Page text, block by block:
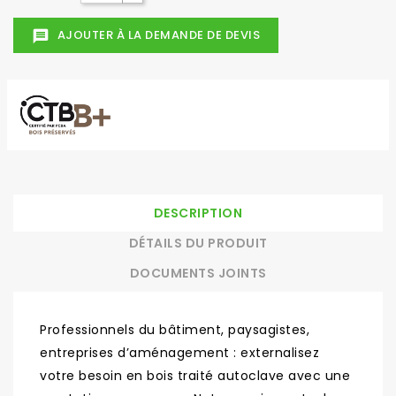
message AJOUTER À LA DEMANDE DE DEVIS
DESCRIPTION
DÉTAILS DU PRODUIT
DOCUMENTS JOINTS
Professionnels du bâtiment, paysagistes,
entreprises d’aménagement : externalisez
votre besoin en bois traité autoclave avec une